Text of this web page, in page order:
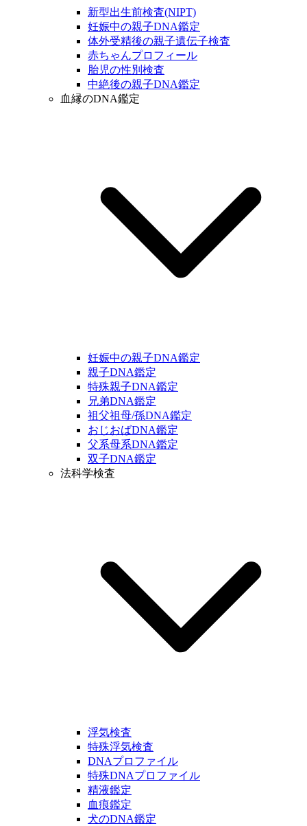
新型出生前検査(NIPT)
妊娠中の親子DNA鑑定
体外受精後の親子遺伝子検査
赤ちゃんプロフィール
胎児の性別検査
中絶後の親子DNA鑑定
血縁のDNA鑑定
妊娠中の親子DNA鑑定
親子DNA鑑定
特殊親子DNA鑑定
兄弟DNA鑑定
祖父祖母/孫DNA鑑定
おじおばDNA鑑定
父系母系DNA鑑定
双子DNA鑑定
法科学検査
浮気検査
特殊浮気検査
DNAプロファイル
特殊DNAプロファイル
精液鑑定
血痕鑑定
犬のDNA鑑定